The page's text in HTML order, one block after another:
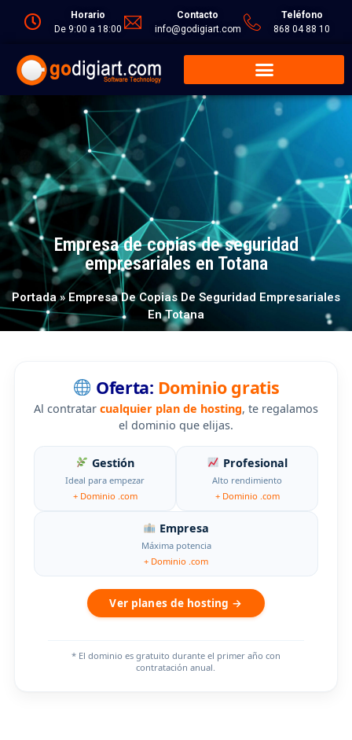
Horario
De 9:00 a 18:00
Contacto
info@godigiart.com
Teléfono
868 04 88 10
Empresa de copias de seguridad
empresariales en Totana
Portada»Empresa De Copias De Seguridad Empresariales
En Totana
Oferta: Dominio gratis
Al contratar cualquier plan de hosting, te regalamos
el dominio que elijas.
Gestión
Ideal para empezar
+ Dominio .com
Profesional
Alto rendimiento
+ Dominio .com
Empresa
Máxima potencia
+ Dominio .com
Ver planes de hosting →
* El dominio es gratuito durante el primer año con
contratación anual.